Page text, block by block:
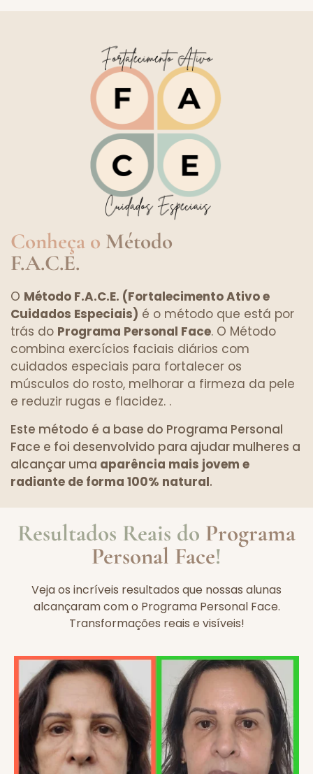
Conheça o Método
F.A.C.E.
O Método F.A.C.E. (Fortalecimento Ativo e
Cuidados Especiais) é o método que está por
trás do Programa Personal Face. O Método
combina exercícios faciais diários com
cuidados especiais para fortalecer os
músculos do rosto, melhorar a firmeza da pele
e reduzir rugas e flacidez. .
Este método é a base do Programa Personal
Face e foi desenvolvido para ajudar mulheres a
alcançar uma aparência mais jovem e
radiante de forma 100% natural.
Resultados Reais do Programa
Personal Face!
Veja os incríveis resultados que nossas alunas
alcançaram com o Programa Personal Face.
Transformações reais e visíveis!